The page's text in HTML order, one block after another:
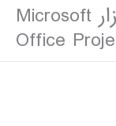
فیلم آموزش فارسی نرم افزار Microsoft
Office